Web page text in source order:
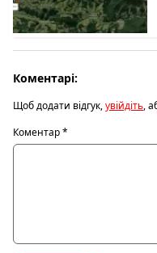
Коментарі:
Щоб додати відгук,увійдіть,
Коментар*